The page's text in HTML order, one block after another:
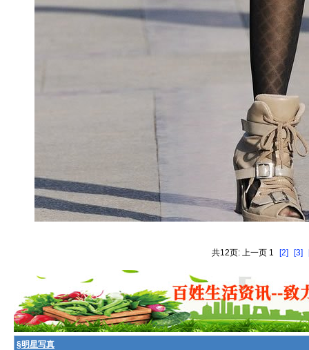
共12页: 上一页 1 [2] [3]
§明星写真